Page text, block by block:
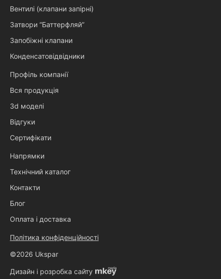
Вентилі (клапани запірні)
Затвори “Баттерфляй”
Запобіжні клапани
Конденсатовідвідники
Профіль компанії
Вся продукція
3d моделі
Відгуки
Сертифікати
Напрямки
Технічний каталог
Контакти
Блог
Оплата і доставка
Політика конфіденційності
©2026 Ukspar
Дизайн і розробка сайту